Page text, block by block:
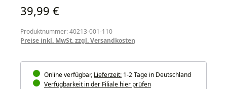
Regulärer Preis:
39,99 €
Produktnummer: 40213-001-110
Preise inkl. MwSt. zzgl. Versandkosten
Online verfügbar, Lieferzeit: 1-2 Tage in Deutschland
Verfügbarkeit in der Filiale hier prüfen